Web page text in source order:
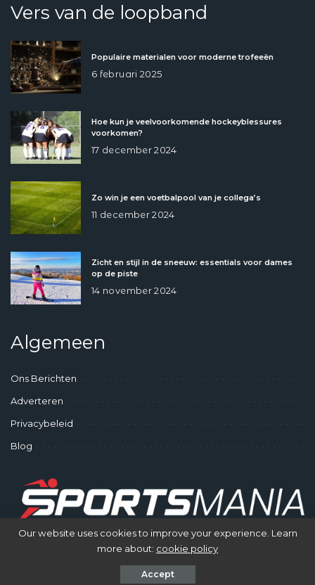
Vers van de loopband
Populaire materialen voor moderne trofeeën
6 februari 2025
Hoe kun je veelvoorkomende hockeyblessures
voorkomen?
17 december 2024
Zo win je een voetbalpool van je collega’s
11 december 2024
Zicht en stijl in de sneeuw: essentials voor dames
op de piste
14 november 2024
Algemeen
Ons Berichten
Adverteren
Privacybeleid
Blog
© SportsMania - Gek op Sporten
Our website uses cookies to improve your experience. Learn
more about: cookie policy
Accept